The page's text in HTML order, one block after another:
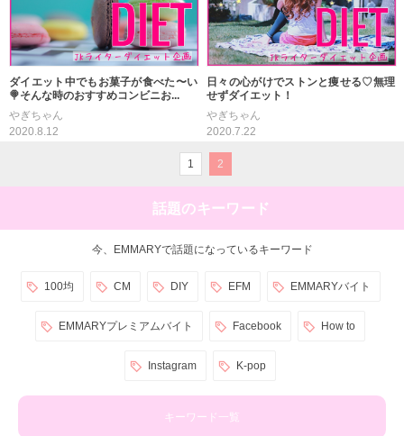
ダイエット中でもお菓子が食べた〜い
🍭そんな時のおすすめコンビニお...
やぎちゃん
2020.8.12
日々の心がけでストンと痩せる♡無理
せずダイエット！
やぎちゃん
2020.7.22
1 2
話題のキーワード
今、EMMARYで話題になっているキーワード
100均 CM DIY EFM EMMARYバイト
EMMARYプレミアムバイト Facebook How to
Instagram K-pop
キーワード一覧